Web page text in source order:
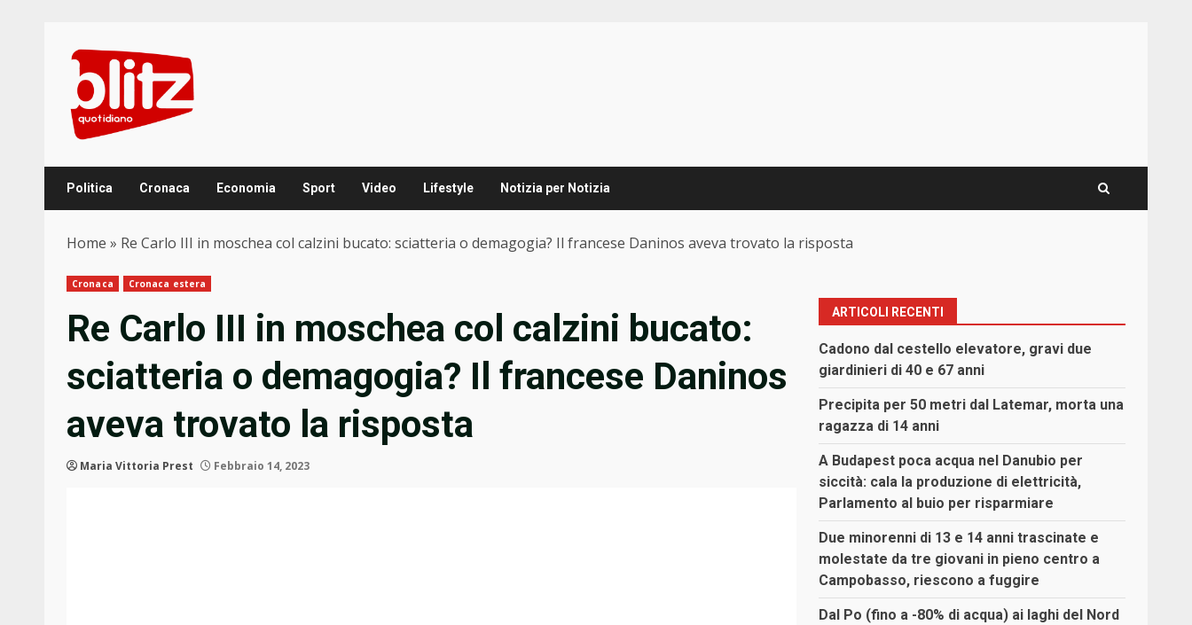
content
Politica Cronaca Economia Sport Video Lifestyle Notizia per Notizia
Home » Re Carlo III in moschea col calzini bucato: sciatteria o demagogia? Il francese Daninos aveva trovato la risposta
Cronaca Cronaca estera
Re Carlo III in moschea col calzini bucato:
sciatteria o demagogia? Il francese Daninos
aveva trovato la risposta
Maria Vittoria Prest Febbraio 14, 2023
ARTICOLI RECENTI
Cadono dal cestello elevatore, gravi due
giardinieri di 40 e 67 anni
Precipita per 50 metri dal Latemar, morta una
ragazza di 14 anni
A Budapest poca acqua nel Danubio per
siccità: cala la produzione di elettricità,
Parlamento al buio per risparmiare
Due minorenni di 13 e 14 anni trascinate e
molestate da tre giovani in pieno centro a
Campobasso, riescono a fuggire
Dal Po (fino a -80% di acqua) ai laghi del Nord